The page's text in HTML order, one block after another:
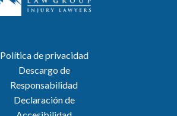
Política de privacidad
Descargo de
Responsabilidad
Declaración de